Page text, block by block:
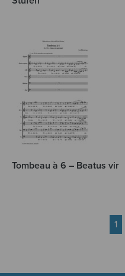
Tombeau à 6 – Beatus vir
1